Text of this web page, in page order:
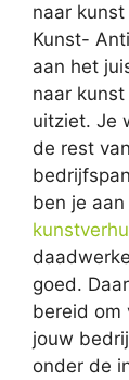
naar
Kunst-
aan het
naar
uitziet. Je
de rest
ben je
goed.
bereid om
jouw
onder de